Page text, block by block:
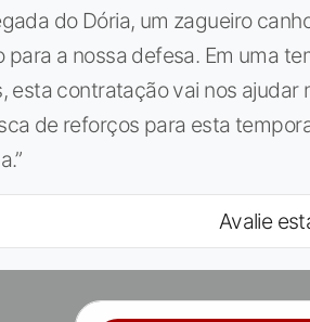
do Dória, um zagueiro
para a nossa defesa. Em uma
esta contratação vai nos
de reforços para esta
Avalie